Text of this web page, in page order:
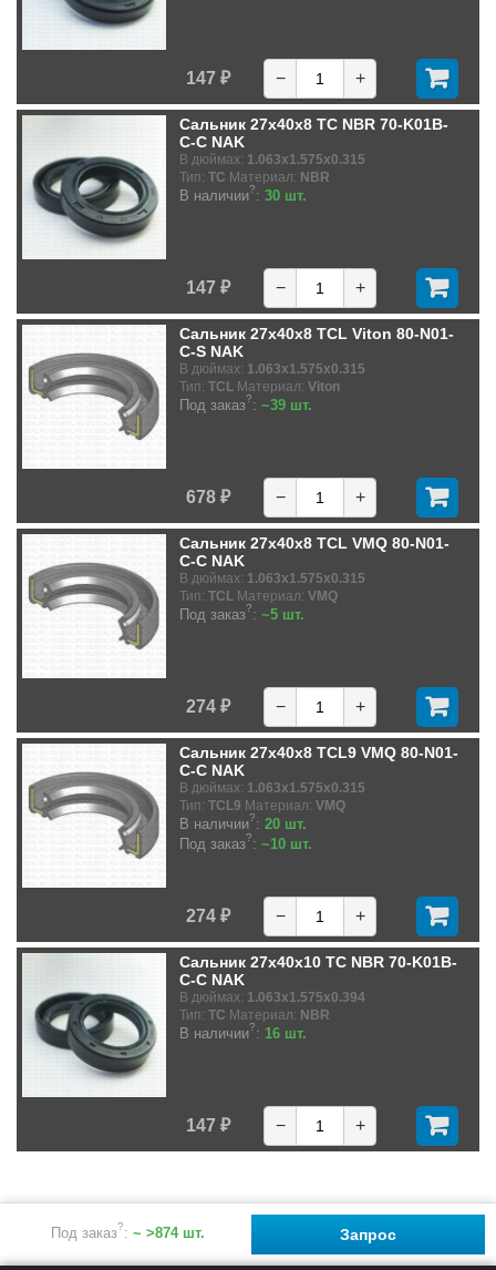
Под заказ?: ~ >874 шт. Запрос
147 ₽ − +
Сальник 27x40x8 TC NBR 70-K01B-
C-C NAK
В дюймах: 1.063x1.575x0.315
Тип: TC Материал: NBR
В наличии?: 30 шт.
147 ₽ − +
Сальник 27x40x8 TCL Viton 80-N01-
C-S NAK
В дюймах: 1.063x1.575x0.315
Тип: TCL Материал: Viton
Под заказ?: ~39 шт.
678 ₽ − +
Сальник 27x40x8 TCL VMQ 80-N01-
C-C NAK
В дюймах: 1.063x1.575x0.315
Тип: TCL Материал: VMQ
Под заказ?: ~5 шт.
274 ₽ − +
Сальник 27x40x8 TCL9 VMQ 80-N01-
C-C NAK
В дюймах: 1.063x1.575x0.315
Тип: TCL9 Материал: VMQ
В наличии?: 20 шт.
Под заказ?: ~10 шт.
274 ₽ − +
Сальник 27x40x10 TC NBR 70-K01B-
C-C NAK
В дюймах: 1.063x1.575x0.394
Тип: TC Материал: NBR
В наличии?: 16 шт.
147 ₽ − +